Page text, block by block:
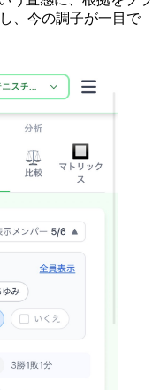
、今の調子が一目で